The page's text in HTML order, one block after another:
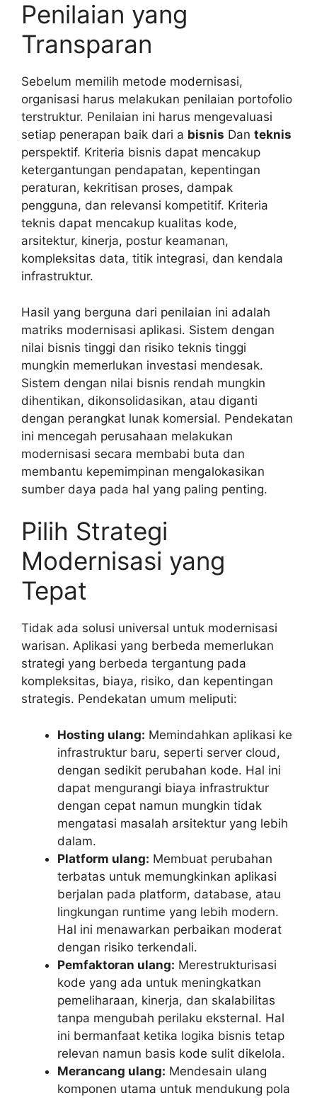
Penilaian yang
Transparan
Sebelum memilih metode modernisasi,
organisasi harus melakukan penilaian portofolio
terstruktur. Penilaian ini harus mengevaluasi
setiap penerapan baik dari a bisnis Dan teknis
perspektif. Kriteria bisnis dapat mencakup
ketergantungan pendapatan, kepentingan
peraturan, kekritisan proses, dampak
pengguna, dan relevansi kompetitif. Kriteria
teknis dapat mencakup kualitas kode,
arsitektur, kinerja, postur keamanan,
kompleksitas data, titik integrasi, dan kendala
infrastruktur.
Hasil yang berguna dari penilaian ini adalah
matriks modernisasi aplikasi. Sistem dengan
nilai bisnis tinggi dan risiko teknis tinggi
mungkin memerlukan investasi mendesak.
Sistem dengan nilai bisnis rendah mungkin
dihentikan, dikonsolidasikan, atau diganti
dengan perangkat lunak komersial. Pendekatan
ini mencegah perusahaan melakukan
modernisasi secara membabi buta dan
membantu kepemimpinan mengalokasikan
sumber daya pada hal yang paling penting.
Pilih Strategi
Modernisasi yang
Tepat
Tidak ada solusi universal untuk modernisasi
warisan. Aplikasi yang berbeda memerlukan
strategi yang berbeda tergantung pada
kompleksitas, biaya, risiko, dan kepentingan
strategis. Pendekatan umum meliputi:
Hosting ulang: Memindahkan aplikasi ke
infrastruktur baru, seperti server cloud,
dengan sedikit perubahan kode. Hal ini
dapat mengurangi biaya infrastruktur
dengan cepat namun mungkin tidak
mengatasi masalah arsitektur yang lebih
dalam.
Platform ulang: Membuat perubahan
terbatas untuk memungkinkan aplikasi
berjalan pada platform, database, atau
lingkungan runtime yang lebih modern.
Hal ini menawarkan perbaikan moderat
dengan risiko terkendali.
Pemfaktoran ulang: Merestrukturisasi
kode yang ada untuk meningkatkan
pemeliharaan, kinerja, dan skalabilitas
tanpa mengubah perilaku eksternal. Hal
ini bermanfaat ketika logika bisnis tetap
relevan namun basis kode sulit dikelola.
Merancang ulang: Mendesain ulang
komponen utama untuk mendukung pola